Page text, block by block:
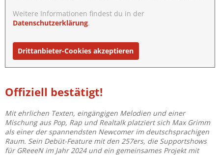
Weitere Informationen findest du in der
Datenschutzerklärung.
Drittanbieter-Cookies akzeptieren
Offiziell bestätigt!
Mit ehrlichen Texten, eingängigen Melodien und einer
Mischung aus Pop, Rap und Realtalk platziert sich Max Grimm
als einer der spannendsten Newcomer im deutschsprachigen
Raum. Sein Debüt-Feature mit den 257ers, die Supportshows
für GReeeN im Jahr 2024 und ein gemeinsames Projekt mit